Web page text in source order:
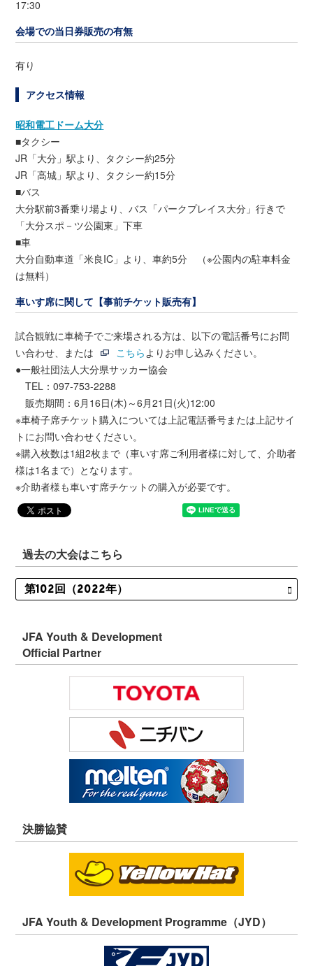
17:30
会場での当日券販売の有無
有り
アクセス情報
昭和電工ドーム大分
■タクシー
JR「大分」駅より、タクシー約25分
JR「高城」駅より、タクシー約15分
■バス
大分駅前3番乗り場より、バス「パークプレイス大分」行きで
「大分スポ－ツ公園東」下車
■車
大分自動車道「米良IC」より、車約5分 （※公園内の駐車料金
は無料）
車いす席に関して【事前チケット販売有】
試合観戦に車椅子でご来場される方は、以下の電話番号にお問
い合わせ、または
こちらよりお申し込みください。
●一般社団法人大分県サッカー協会
TEL：097-753-2288
販売期間：6月16日(木)～6月21日(火)12:00
※車椅子席チケット購入については上記電話番号または上記サイ
トにお問い合わせください。
※購入枚数は1組2枚まで（車いす席ご利用者様に対して、介助者
様は1名まで）となります。
※介助者様も車いす席チケットの購入が必要です。
過去の大会はこちら
JFA Youth & Development
Official Partner
決勝協賛
JFA Youth & Development Programme（JYD）